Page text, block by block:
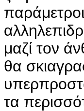
μαζί τον
θα
τα